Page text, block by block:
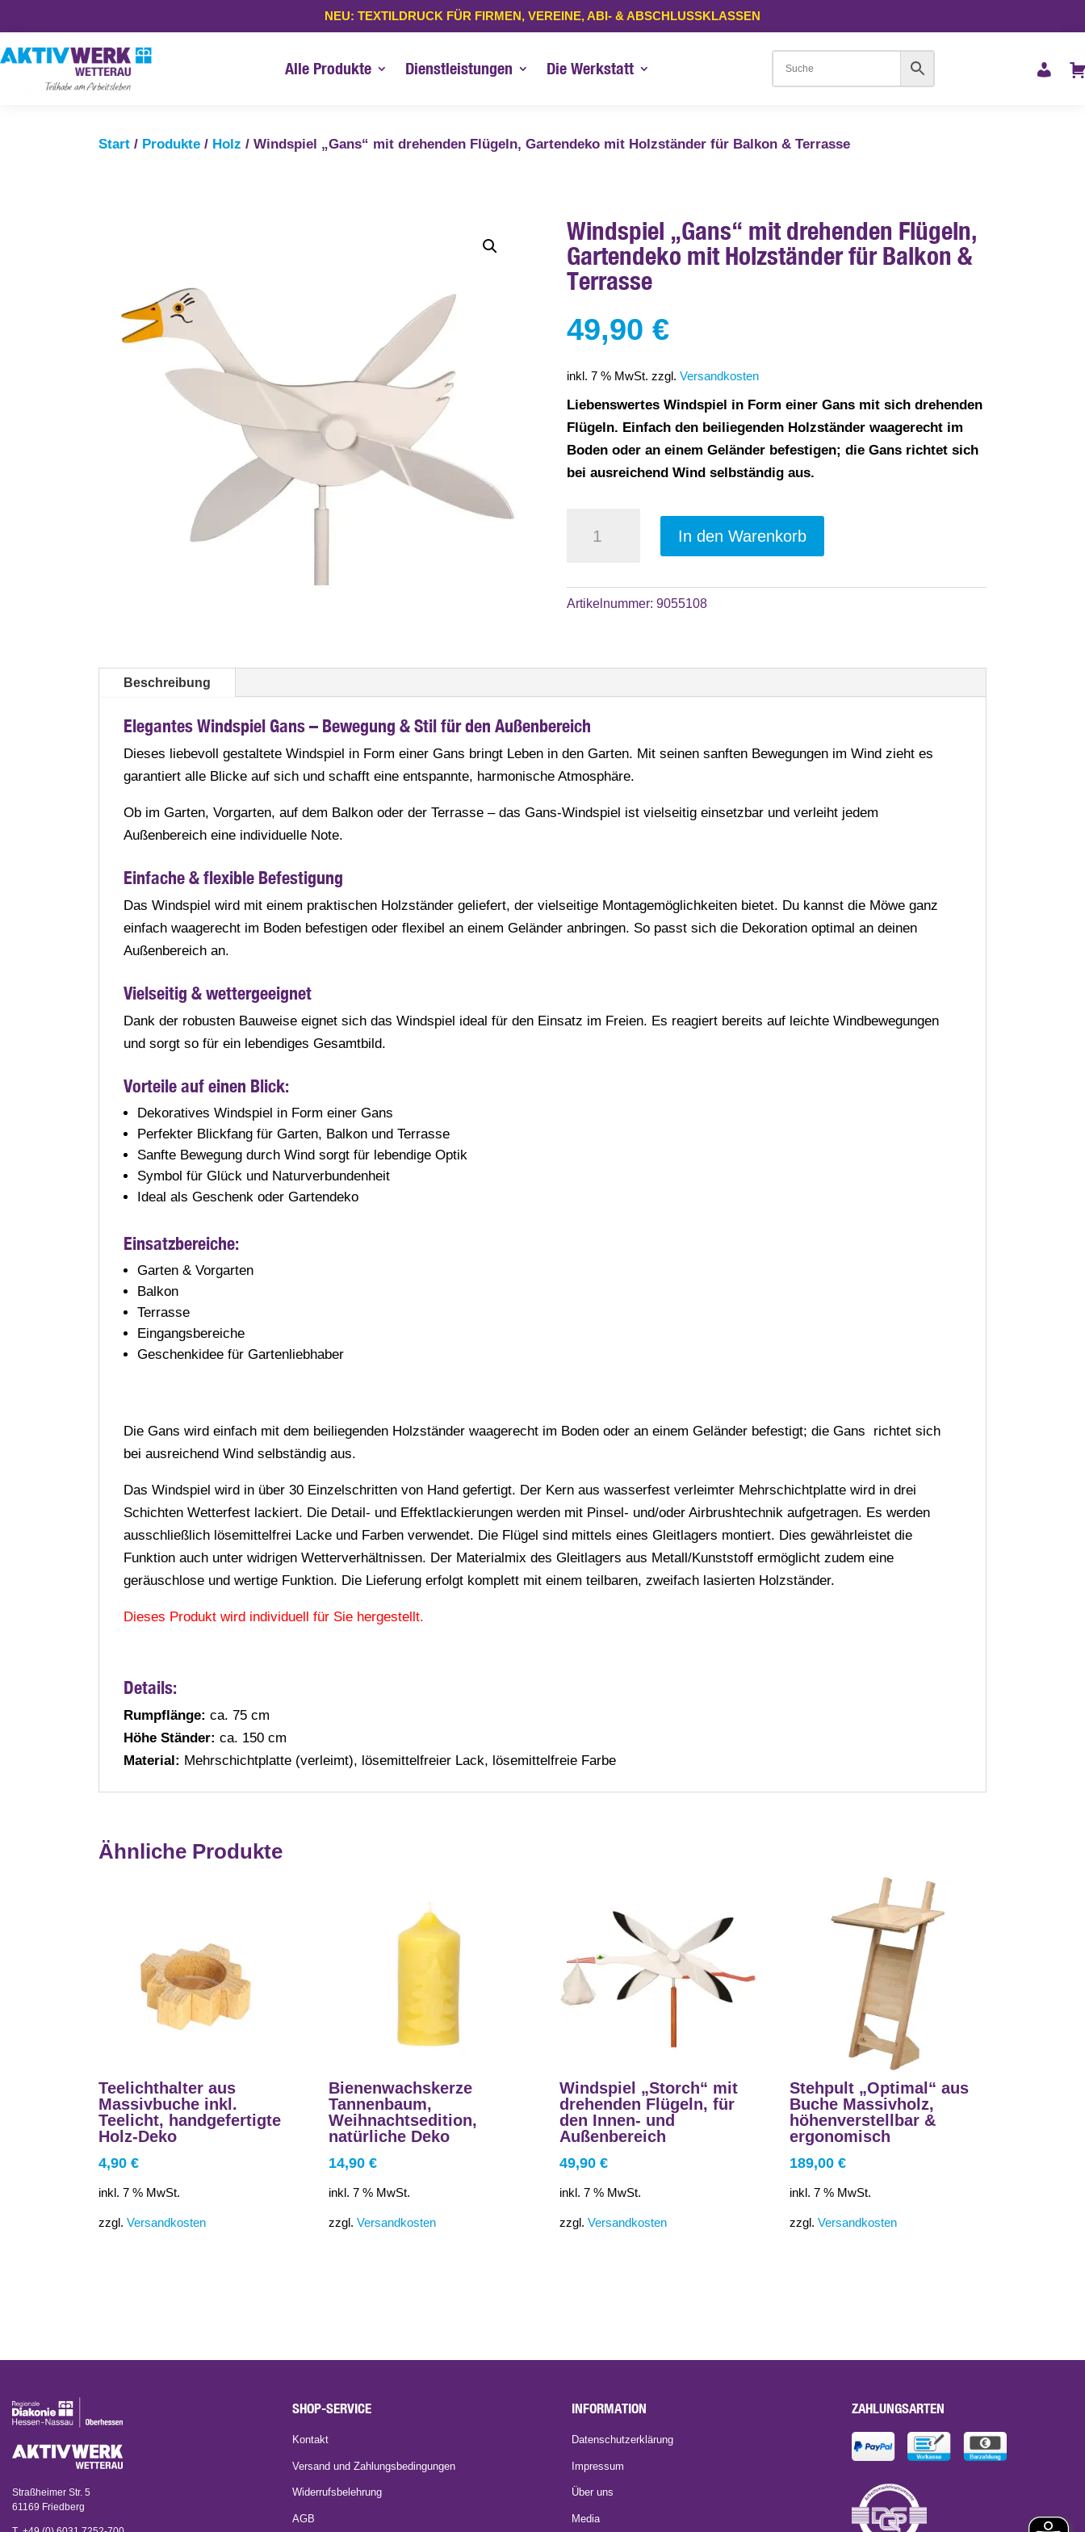
NEU: TEXTILDRUCK FÜR FIRMEN, VEREINE, ABI- & ABSCHLUSSKLASSEN
Alle Produkte Dienstleistungen Die Werkstatt
Start / Produkte / Holz / Windspiel „Gans“ mit drehenden Flügeln, Gartendeko mit Holzständer für Balkon & Terrasse
Windspiel „Gans“ mit drehenden Flügeln,
Gartendeko mit Holzständer für Balkon &
Terrasse
49,90€
inkl. 7 % MwSt. zzgl.Versandkosten
Liebenswertes Windspiel in Form einer Gans mit sich drehenden
Flügeln. Einfach den beiliegenden Holzständer waagerecht im
Boden oder an einem Geländer befestigen; die Gans richtet sich
bei ausreichend Wind selbständig aus.
"Gans"
drehenden
Flügeln,
für
Balkon
&
Terrasse
In den Warenkorb
A
e
i
Artikelnummer:9055108
Beschreibung
Elegantes Windspiel Gans – Bewegung & Stil für den Außenbereich
Dieses liebevoll gestaltete Windspiel in Form einer Gans bringt Leben in den Garten. Mit seinen sanften Bewegungen im Wind zieht es
garantiert alle Blicke auf sich und schafft eine entspannte, harmonische Atmosphäre.
Ob im Garten, Vorgarten, auf dem Balkon oder der Terrasse – das Gans-Windspiel ist vielseitig einsetzbar und verleiht jedem
Außenbereich eine individuelle Note.
Einfache & flexible Befestigung
Das Windspiel wird mit einem praktischen Holzständer geliefert, der vielseitige Montagemöglichkeiten bietet. Du kannst die Möwe ganz
einfach waagerecht im Boden befestigen oder flexibel an einem Geländer anbringen. So passt sich die Dekoration optimal an deinen
Außenbereich an.
Vielseitig & wettergeeignet
Dank der robusten Bauweise eignet sich das Windspiel ideal für den Einsatz im Freien. Es reagiert bereits auf leichte Windbewegungen
und sorgt so für ein lebendiges Gesamtbild.
Vorteile auf einen Blick:
Dekoratives Windspiel in Form einer Gans
Perfekter Blickfang für Garten, Balkon und Terrasse
Sanfte Bewegung durch Wind sorgt für lebendige Optik
Symbol für Glück und Naturverbundenheit
Ideal als Geschenk oder Gartendeko
Einsatzbereiche:
Garten & Vorgarten
Balkon
Terrasse
Eingangsbereiche
Geschenkidee für Gartenliebhaber
Die Gans wird einfach mit dem beiliegenden Holzständer waagerecht im Boden oder an einem Geländer befestigt; die Gans richtet sich
bei ausreichend Wind selbständig aus.
Das Windspiel wird in über 30 Einzelschritten von Hand gefertigt. Der Kern aus wasserfest verleimter Mehrschichtplatte wird in drei
Schichten Wetterfest lackiert. Die Detail- und Effektlackierungen werden mit Pinsel- und/oder Airbrushtechnik aufgetragen. Es werden
ausschließlich lösemittelfrei Lacke und Farben verwendet. Die Flügel sind mittels eines Gleitlagers montiert. Dies gewährleistet die
Funktion auch unter widrigen Wetterverhältnissen. Der Materialmix des Gleitlagers aus Metall/Kunststoff ermöglicht zudem eine
geräuschlose und wertige Funktion. Die Lieferung erfolgt komplett mit einem teilbaren, zweifach lasierten Holzständer.
Dieses Produkt wird individuell für Sie hergestellt.
Details:
Rumpflänge: ca. 75 cm
Höhe Ständer: ca. 150 cm
Material: Mehrschichtplatte (verleimt), lösemittelfreier Lack, lösemittelfreie Farbe
Ähnliche Produkte
Teelichthalter aus
Massivbuche inkl.
Teelicht, handgefertigte
Holz-Deko
4,90 €
inkl. 7 % MwSt.
zzgl. Versandkosten
Bienenwachskerze
Tannenbaum,
Weihnachtsedition,
natürliche Deko
14,90€
inkl. 7 % MwSt.
zzgl.Versandkosten
Windspiel „Storch“ mit
drehenden Flügeln, für
den Innen- und
Außenbereich
49,90 €
inkl. 7 % MwSt.
zzgl. Versandkosten
Stehpult „Optimal“ aus
Buche Massivholz,
höhenverstellbar &
ergonomisch
189,00€
inkl. 7 % MwSt.
zzgl.Versandkosten
Straßheimer Str. 5
61169 Friedberg
SHOP-SERVICE
Kontakt
Versand und Zahlungsbedingungen
Widerrufsbelehrung
AGB
INFORMATION
Datenschutzerklärung
Impressum
Über uns
Media
ZAHLUNGSARTEN